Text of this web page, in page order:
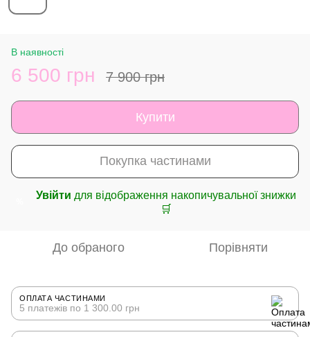
В наявності
6 500 грн 7 900 грн
Купити
Покупка частинами
Увійти для відображення накопичувальної знижки
🛒
До обраного Порівняти
ОПЛАТА ЧАСТИНАМИ
5 платежів по 1 300.00 грн